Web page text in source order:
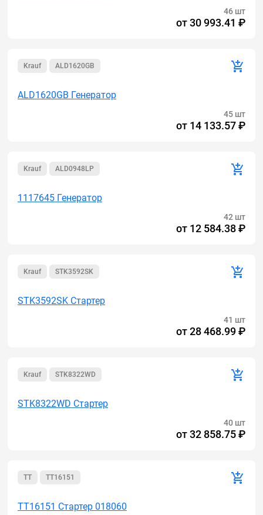
46 шт
от30 993.41 ₽
Krauf ALD1620GB
ALD1620GB Генератор
45 шт
от 14 133.57 ₽
Krauf ALD0948LP
1117645 Генератор
42 шт
от 12 584.38 ₽
Krauf STK3592SK
STK3592SK Стартер
41 шт
от28 468.99 ₽
Krauf STK8322WD
STK8322WD Стартер
40 шт
от32 858.75 ₽
TT TT16151
TT16151 Стартер 018060